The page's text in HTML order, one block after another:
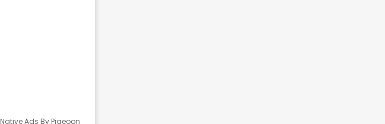
Native Ads By Pigeoon